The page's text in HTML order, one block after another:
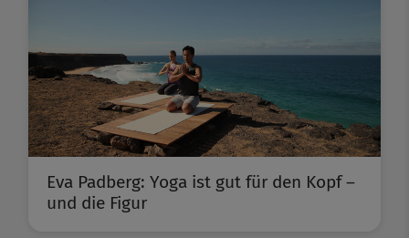
Eva Padberg: Yoga ist gut für den Kopf –
und die Figur